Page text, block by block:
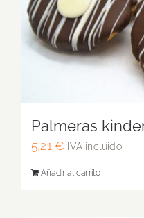
Palmeras
5,21 € IVA incluido
Añadir al carrito